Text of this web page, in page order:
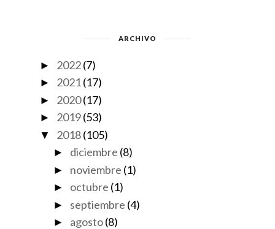
ARCHIVO
► 2022(7)
► 2021(17)
► 2020(17)
► 2019(53)
▼ 2018(105)
► diciembre (8)
► noviembre (1)
► octubre (1)
► septiembre (4)
► agosto (8)